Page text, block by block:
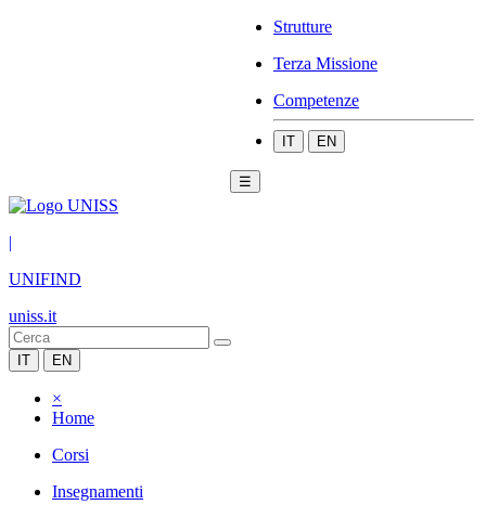
Strutture
Terza Missione
Competenze
IT EN
☰
|
UNIFIND
uniss.it
IT EN
×
Home
Corsi
Insegnamenti